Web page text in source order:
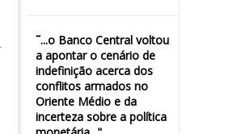
˜...o Banco Central voltou
a apontar o cenário de
indefinição acerca dos
conflitos armados no
Oriente Médio e da
incerteza sobre a política